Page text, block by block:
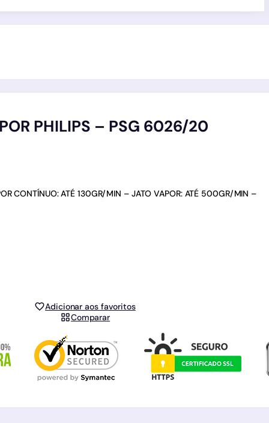
PHILIPS – PSG 6026/20
CONTÍNUO: ATÉ 130GR/MIN – JATO VAPOR: ATÉ 500GR/MIN –
Adicionar aos favoritos
Comparar